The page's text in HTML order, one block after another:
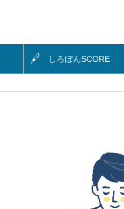
しろぼんSCORE